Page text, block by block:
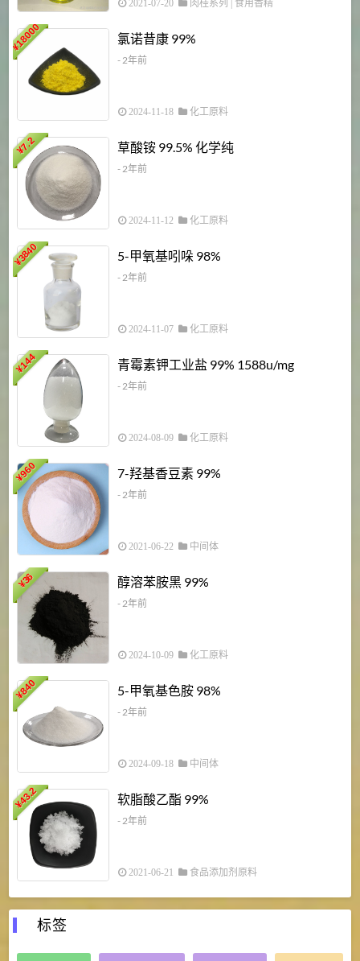
2021-07-20 肉桂系列 食用香精
¥
18000 氯诺昔康 99%
- 2年前
2024-11-18 化工原料
¥
7.2 草酸铵 99.5% 化学纯
- 2年前
2024-11-12 化工原料
¥
3840 5-甲氧基吲哚 98%
- 2年前
2024-11-07 化工原料
¥
144 青霉素钾工业盐 99% 1588u/mg
- 2年前
2024-08-09 化工原料
¥
960 7-羟基香豆素 99%
- 2年前
2021-06-22 中间体
¥
36 醇溶苯胺黑 99%
- 2年前
2024-10-09 化工原料
¥
840 5-甲氧基色胺 98%
- 2年前
2024-09-18 中间体
¥
43.2 软脂酸乙酯 99%
- 2年前
2021-06-21 食品添加剂原料
标签